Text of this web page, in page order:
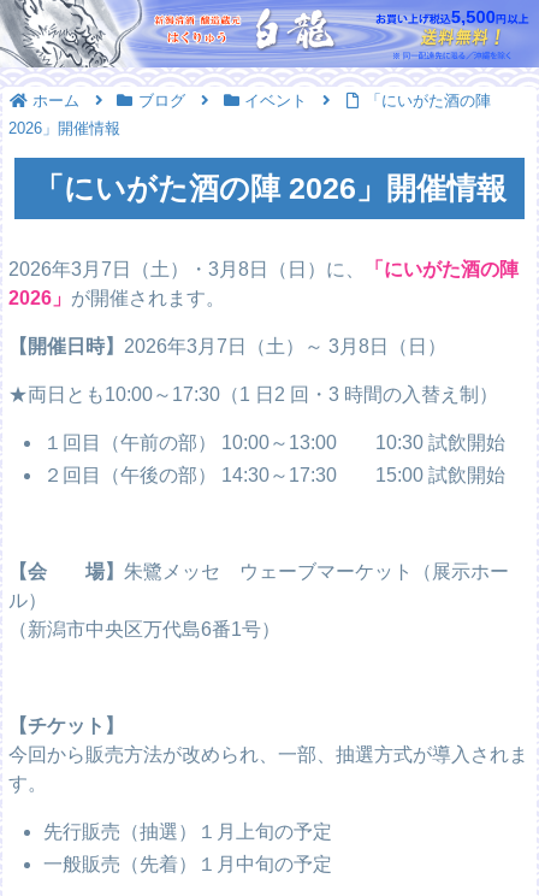
ホーム ブログ イベント
「にいがた酒の陣
2026」開催情報
「にいがた酒の陣 2026」開催情報
2026年3月7日（土）・3月8日（日）に、
「にいがた酒の陣
2026」 が開催されます。
【開催日時】 2026年3月7日（土）～ 3月8日（日）
★両日とも10:00～17:30（1 日2 回・3 時間の入替え制）
１回目（午前の部） 10:00～13:00 10:30 試飲開始
２回目（午後の部） 14:30～17:30 15:00 試飲開始
【会 場】朱鷺メッセ ウェーブマーケット（展示ホー
ル）
（新潟市中央区万代島6番1号）
【チケット】
今回から販売方法が改められ、一部、抽選方式が導入されま
す。
先行販売（抽選）１月上旬の予定
一般販売（先着）１月中旬の予定